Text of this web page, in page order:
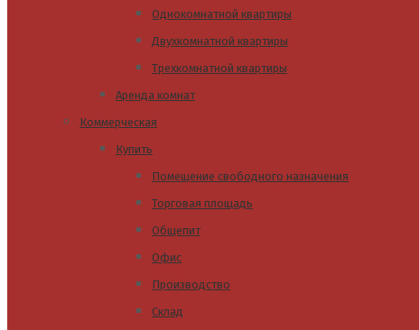
Однокомнатной квартиры
Двухкомнатной квартиры
Трехкомнатной квартиры
Аренда комнат
Коммерческая
Купить
Помещение свободного назначения
Торговая площадь
Общепит
Офис
Производство
Склад